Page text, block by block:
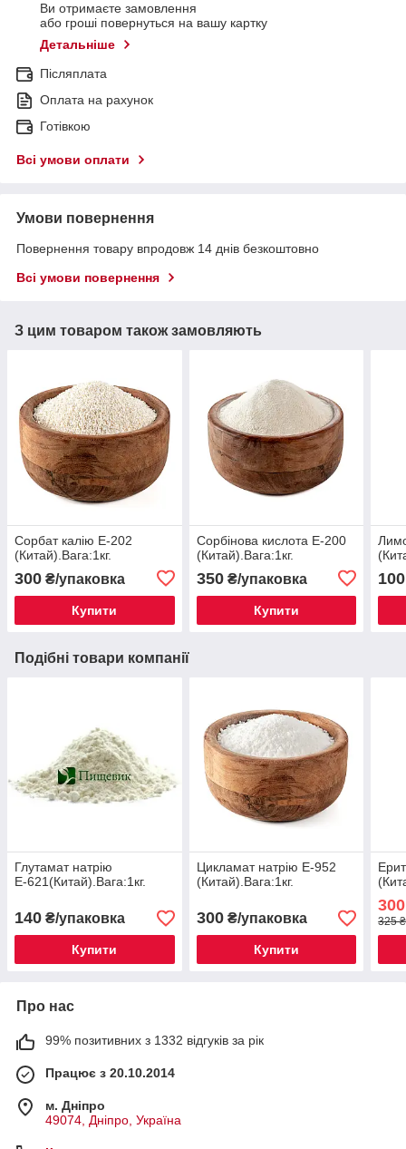
Ви отримаєте замовлення
або гроші повернуться на вашу картку
Детальніше
Післяплата
Оплата на рахунок
Готівкою
Всі умови оплати
Умови повернення
Повернення товару впродовж 14 днів безкоштовно
Всі умови повернення
З цим товаром також замовляють
Сорбат калію Е-202
(Китай).Вага:1кг.
300 ₴/упаковка
Купити
Сорбінова кислота Е-200
(Китай).Вага:1кг.
350₴/упаковка
Купити
100
Подібні товари компанії
Глутамат натрію
Е-621(Китай).Вага:1кг.
140 ₴/упаковка
Купити
Цикламат натрію Е-952
(Китай).Вага:1кг.
300₴/упаковка
Купити
300
325
Про нас
99% позитивних з 1332 відгуків за рік
Працює з 20.10.2014
м. Дніпро
49074, Дніпро, Україна